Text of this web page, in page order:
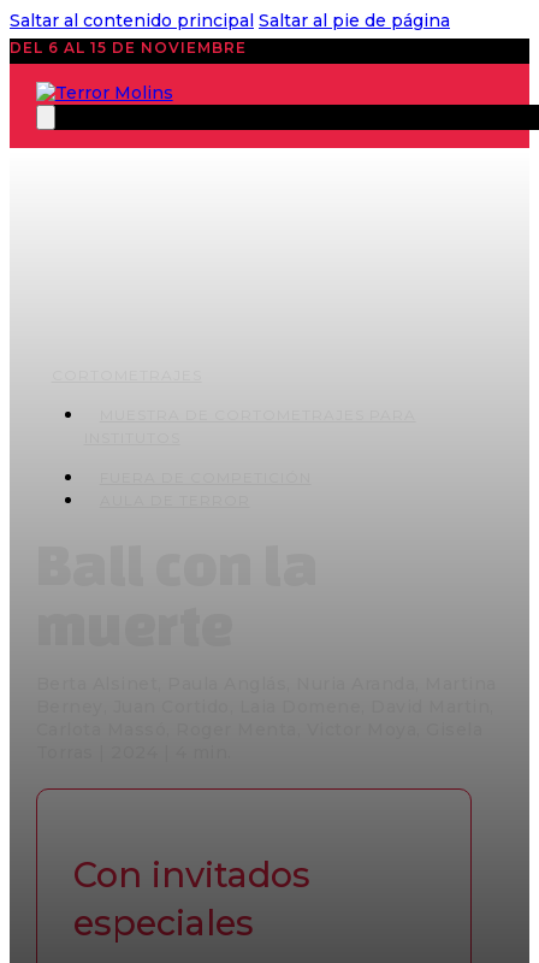
Saltar al contenido principal Saltar al pie de página
DEL 6 AL 15 DE NOVIEMBRE
Con invitados
especiales